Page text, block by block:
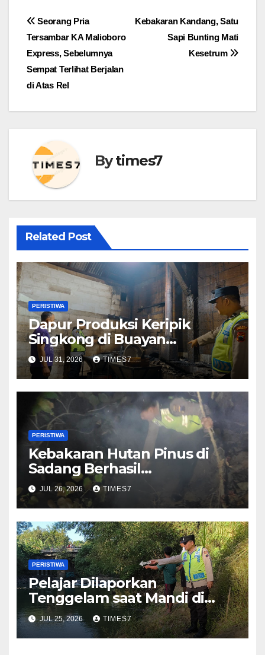
Navigasi
pos
Kebakaran Kandang, Satu
Sapi Bunting Mati
Kesetrum
Seorang Pria
Tersambar KA Malioboro
Express, Sebelumnya
Sempat Terlihat Berjalan
di Atas Rel
Bytimes7
Related Post
PERISTIWA
Dapur Produksi Keripik
Singkong di Buayan
Kebakaran, Diduga Dipicu
Bara Api Sisa Tungku
JUL 31, 2026 TIMES7
PERISTIWA
Kebakaran Hutan Pinus di
Sadang Berhasil
Dipadamkan, Penyebab
Masih Diselidiki
JUL 26, 2026 TIMES7
PERISTIWA
Pelajar Dilaporkan
Tenggelam saat Mandi di
Sungai Kedungbener
Kebumen
JUL 25, 2026 TIMES7